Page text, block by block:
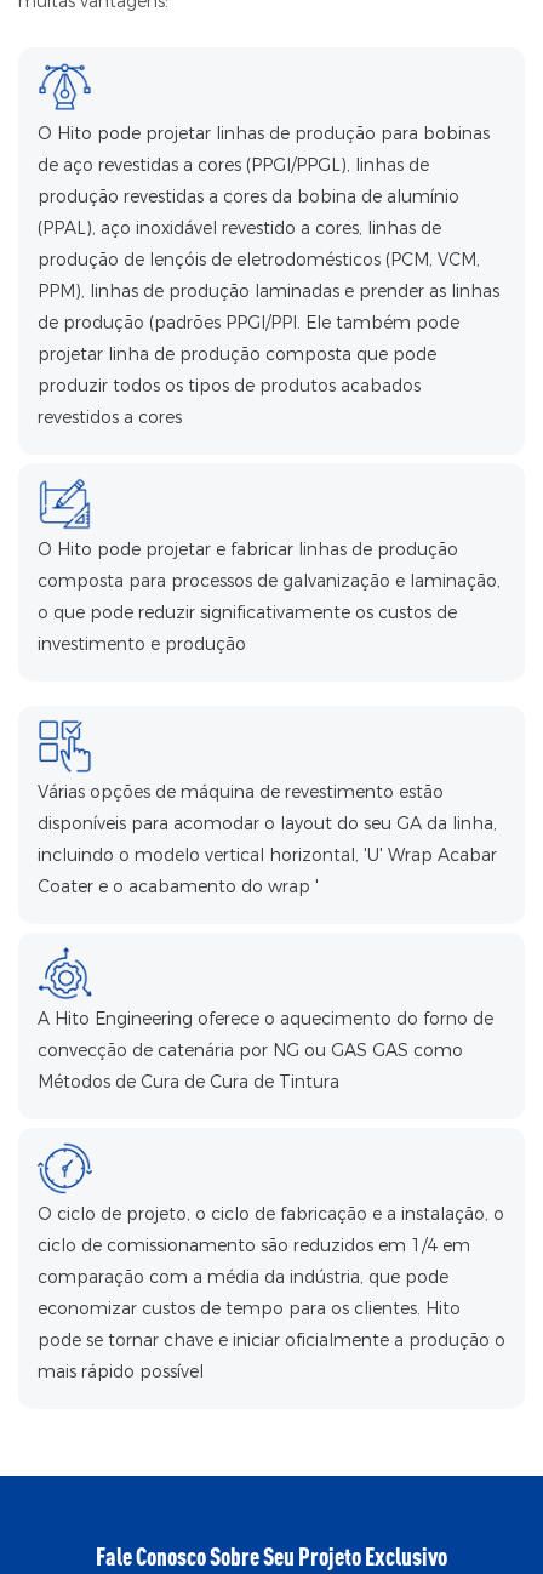
O Hito pode projetar linhas de produção para bobinas
de aço revestidas a cores (PPGI/PPGL), linhas de
produção revestidas a cores da bobina de alumínio
(PPAL), aço inoxidável revestido a cores, linhas de
produção de lençóis de eletrodomésticos (PCM, VCM,
PPM), linhas de produção laminadas e prender as linhas
de produção (padrões PPGI/PPI. Ele também pode
projetar linha de produção composta que pode
produzir todos os tipos de produtos acabados
revestidos a cores
O Hito pode projetar e fabricar linhas de produção
composta para processos de galvanização e laminação,
o que pode reduzir significativamente os custos de
investimento e produção
Várias opções de máquina de revestimento estão
disponíveis para acomodar o layout do seu GA da linha,
incluindo o modelo vertical horizontal, 'U' Wrap Acabar
Coater e o acabamento do wrap '
A Hito Engineering oferece o aquecimento do forno de
convecção de catenária por NG ou GAS GAS como
Métodos de Cura de Cura de Tintura
O ciclo de projeto, o ciclo de fabricação e a instalação, o
ciclo de comissionamento são reduzidos em 1/4 em
comparação com a média da indústria, que pode
economizar custos de tempo para os clientes. Hito
pode se tornar chave e iniciar oficialmente a produção o
mais rápido possível
Fale Conosco Sobre Seu Projeto Exclusivo